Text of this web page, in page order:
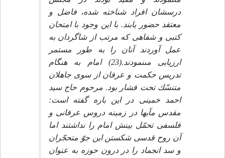
درسشان افراد شناخته شده، فاضل و
معتقد حضور يابند. با اين وجود با امتحان
كتبى و شفاهى كه مرتب از شاگردان به
عمل آوردند آنان را به طور مستمر
ارزيابى مى‏نمودند.(23) امام به هنگام
تدريس حكمت و عرفان از سوى جاهلان
متنسّك تحت فشار بود. مرحوم حاج سيد
احمد خمينى در اين باره گفته است:
مقدس مآبها در زمينه دروس عرفانى و
فلسفى تحمّل بينش امام را نداشتند اما
آن روح قدسى شكستن اين جوّ متحجّران
و سد انجماد را در درون حوزه به عنوان